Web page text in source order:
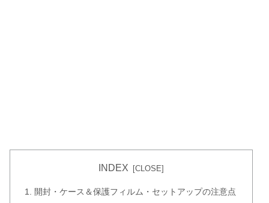
INDEX
開封・ケース＆保護フィルム・セットアップの注意点